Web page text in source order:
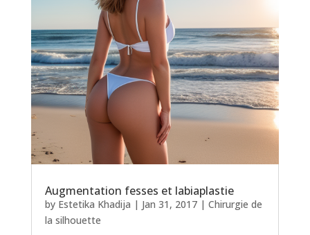
Augmentation fesses et labiaplastie
by Estetika Khadija | Jan 31, 2017| Chirurgie de
la silhouette